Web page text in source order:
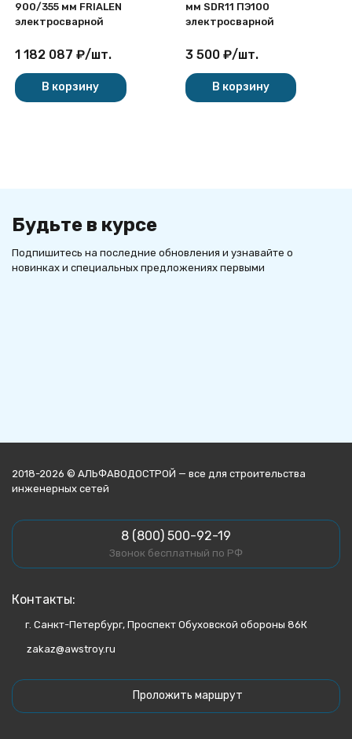
900/355 мм FRIALEN
электросварной
1 182 087 ₽/шт.
В корзину
мм SDR11 ПЭ100
электросварной
3 500 ₽/шт.
В корзину
Будьте в курсе
Подпишитесь на последние обновления и узнавайте о
новинках и специальных предложениях первыми
2018-2026 © АЛЬФАВОДОСТРОЙ — все для строительства
инженерных сетей
8 (800) 500-92-19
Звонок бесплатный по РФ
Контакты:
г. Санкт-Петербург, Проспект Обуховской обороны 86К
zakaz@awstroy.ru
Проложить маршрут